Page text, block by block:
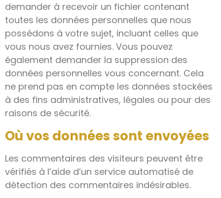
demander à recevoir un fichier contenant
toutes les données personnelles que nous
possédons à votre sujet, incluant celles que
vous nous avez fournies. Vous pouvez
également demander la suppression des
données personnelles vous concernant. Cela
ne prend pas en compte les données stockées
à des fins administratives, légales ou pour des
raisons de sécurité.
Où vos données sont envoyées
Les commentaires des visiteurs peuvent être
vérifiés à l’aide d’un service automatisé de
détection des commentaires indésirables.